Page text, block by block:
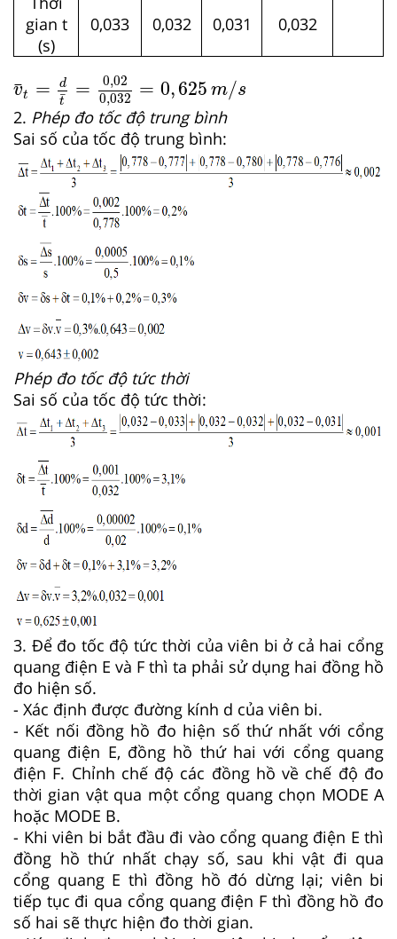
gian t
(s)
0,033 0,032 0,031 0,032
¯
vt = d
¯
t
= 0,02
0,032 = 0,625 m/s
dt ,02 032 =0, 625
2. Phép đo tốc độ trung bình
Sai số của tốc độ trung bình:
Phép đo tốc độ tức thời
Sai số của tốc độ tức thời:
3. Để đo tốc độ tức thời của viên bi ở cả hai cổng
quang điện E và F thì ta phải sử dụng hai đồng hồ
đo hiện số.
- Xác định được đường kính d của viên bi.
- Kết nối đồng hồ đo hiện số thứ nhất với cổng
quang điện E, đồng hồ thứ hai với cổng quang
điện F. Chỉnh chế độ các đồng hồ về chế độ đo
thời gian vật qua một cổng quang chọn MODE A
hoặc MODE B.
- Khi viên bi bắt đầu đi vào cổng quang điện E thì
đồng hồ thứ nhất chạy số, sau khi vật đi qua
cổng quang E thì đồng hồ đó dừng lại; viên bi
tiếp tục đi qua cổng quang điện F thì đồng hồ đo
số hai sẽ thực hiện đo thời gian.